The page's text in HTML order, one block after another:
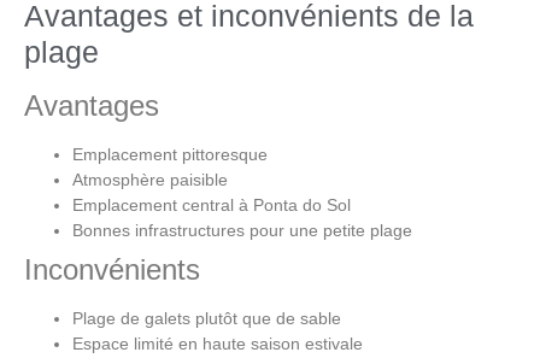
Avantages et inconvénients de la
plage
Avantages
Emplacement pittoresque
Atmosphère paisible
Emplacement central à Ponta do Sol
Bonnes infrastructures pour une petite plage
Inconvénients
Plage de galets plutôt que de sable
Espace limité en haute saison estivale